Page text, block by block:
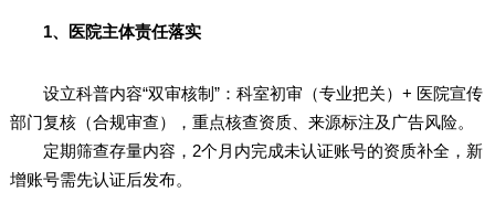
1、医院主体责任落实
设立科普内容“双审核制”：科室初审（专业把关）+ 医院宣传
部门复核（合规审查），重点核查资质、来源标注及广告风险。
定期筛查存量内容，2个月内完成未认证账号的资质补全，新
增账号需先认证后发布。